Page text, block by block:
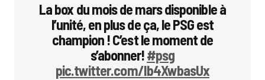
La box du mois de mars disponible à
l’unité, en plus de ça, le PSG est
champion ! C’est le moment de
s’abonner!#psg
pic.twitter.com/Ib4XwbasUx